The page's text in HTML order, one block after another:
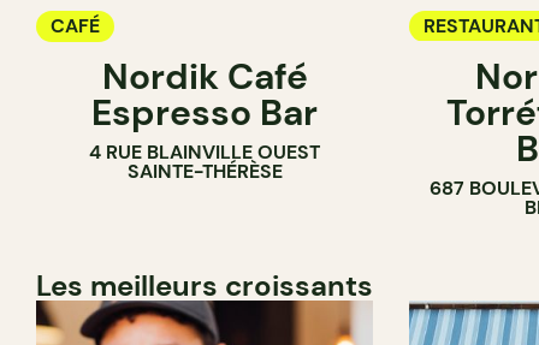
CAFÉ
Nordik Café
Espresso Bar
4 RUE BLAINVILLE OUEST
SAINTE-THÉRÈSE
687
Les meilleurs croissants